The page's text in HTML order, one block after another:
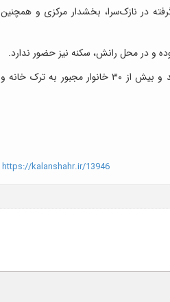
در نازک‌سرا، بخشدار مرکزی و همچنین
و در محل رانش، سکنه نیز حضور ندارد.
گفتنی است، در هفته جاری روستای خرشک در شهرستان رودبار نیز دچار رانش شدید شد و بیش از ۳۰ خانوار مجبور به ترک خانه و
https://kalanshahr.ir/13946